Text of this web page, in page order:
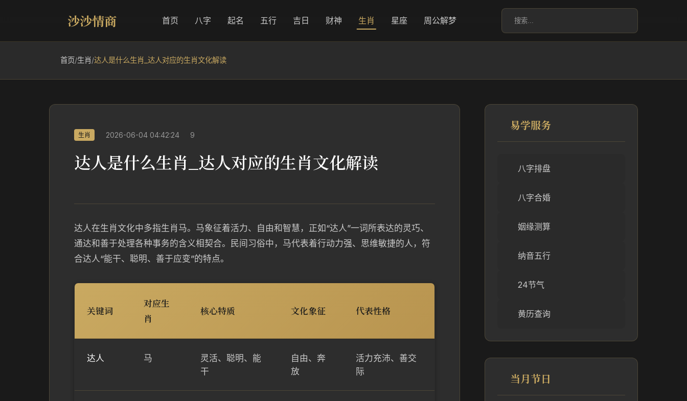
沙沙情商 首页 八字 起名 五行 吉日 财神 生肖 星座 周公解梦
首页/生肖/达人是什么生肖_达人对应的生肖文化解读
生肖 2026-06-04 04:42:24 9
达人是什么生肖_达人对应的生肖文化解读
达人在生肖文化中多指生肖马。马象征着活力、自由和智慧，正如“达人”一词所表达的灵巧、
通达和善于处理各种事务的含义相契合。民间习俗中，马代表着行动力强、思维敏捷的人，符
合达人“能干、聪明、善于应变”的特点。
关键词
对应生
肖
核心特质 文化象征 代表性格
达人 马
灵活、聪明、能
干
自由、奔
放
活力充沛、善交
际
易学服务
八字排盘
八字合婚
姻缘测算
纳音五行
24节气
黄历查询
当月节日